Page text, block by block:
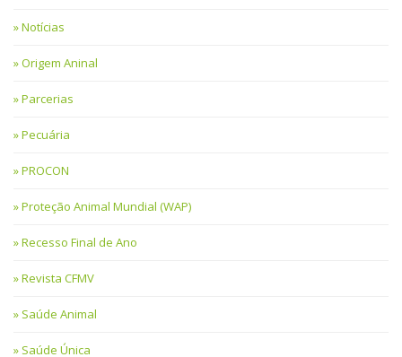
Notícias
Origem Aninal
Parcerias
Pecuária
PROCON
Proteção Animal Mundial (WAP)
Recesso Final de Ano
Revista CFMV
Saúde Animal
Saúde Única